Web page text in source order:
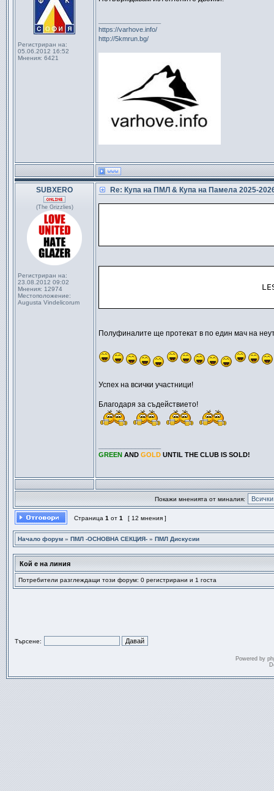
Регистриран на:
05.06.2012 16:52
Мнения: 6421
https://varhove.info/
http://5kmrun.bg/
SUBXERO
(The Grizzlies)
Регистриран на:
23.08.2012 09:02
Мнения: 12974
Местоположение:
Augusta Vindelicorum
Re: Купа на ПМЛ & Купа на Памела 2025-
Полуфиналите ще протекат в по един мач на
Успех на всички участници!
Благодаря за съдействието!
GREEN AND GOLD UNTIL THE CLUB IS SOLD!
Покажи мненията от миналия:
Страница 1 от 1 [ 12 мнения ]
Начало форум » ПМЛ -ОСНОВНА СЕКЦИЯ- » ПМЛ Дискусии
Кой е на линия
Потребители разглеждащи този форум: 0 регистрирани и 1 госта
Търсене:
Powered by